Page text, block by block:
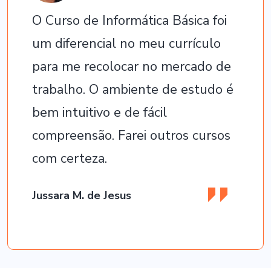
O Curso de Informática Básica foi
um diferencial no meu currículo
para me recolocar no mercado de
trabalho. O ambiente de estudo é
bem intuitivo e de fácil
compreensão. Farei outros cursos
com certeza.
Jussara M. de Jesus